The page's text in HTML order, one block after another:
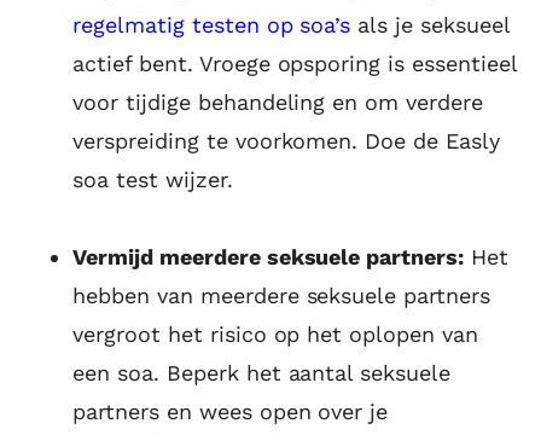
regelmatig testen op soa’s als je seksueel
actief bent. Vroege opsporing is essentieel
voor tijdige behandeling en om verdere
verspreiding te voorkomen. Doe de Easly
soa test wijzer.
Vermijd meerdere seksuele partners: Het
hebben van meerdere seksuele partners
vergroot het risico op het oplopen van
een soa. Beperk het aantal seksuele
partners en wees open over je